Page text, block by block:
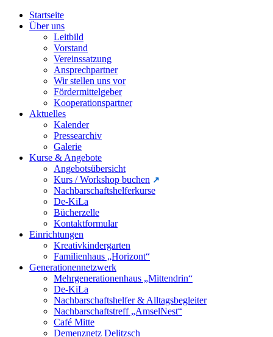
Startseite
Über uns
Leitbild
Vorstand
Vereinssatzung
Ansprechpartner
Wir stellen uns vor
Fördermittelgeber
Kooperationspartner
Aktuelles
Kalender
Pressearchiv
Galerie
Kurse & Angebote
Angebotsübersicht
Kurs / Workshop buchen
Nachbarschaftshelferkurse
De-KiLa
Bücherzelle
Kontaktformular
Einrichtungen
Kreativkindergarten
Familienhaus „Horizont“
Generationennetzwerk
Mehrgenerationenhaus „Mittendrin“
De-KiLa
Nachbarschaftshelfer & Alltagsbegleiter
Nachbarschaftstreff „AmselNest“
Café Mitte
Demenznetz Delitzsch